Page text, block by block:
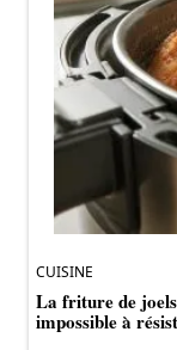
CUISINE
La friture de
impossible à